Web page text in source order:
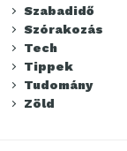
Szabadidő
Szórakozás
Tech
Tippek
Tudomány
Zöld